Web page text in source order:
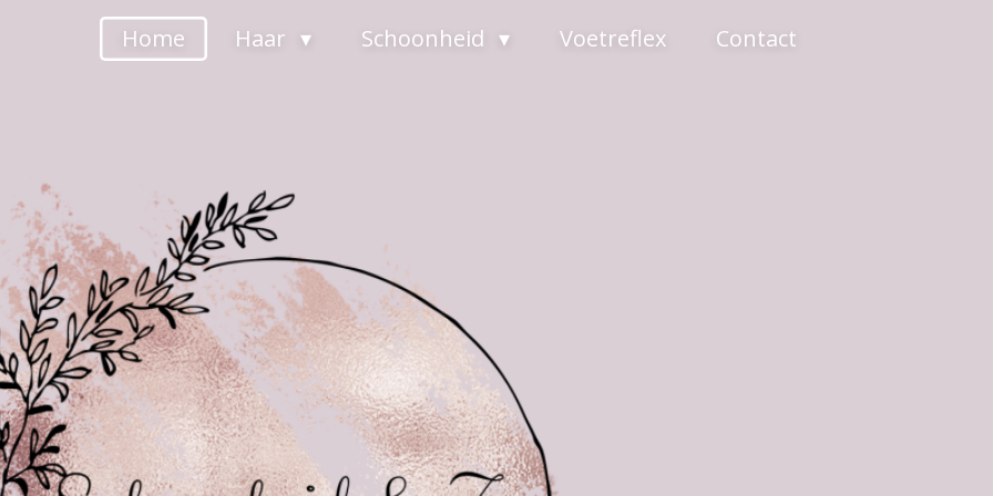
Home Haar Schoonheid Voetreflex Contact